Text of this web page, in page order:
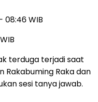
08:46 WIB
terduga terjadi saat
Rakabuming Raka dan
sesi tanya jawab.